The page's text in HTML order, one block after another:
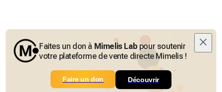
Faites un don à Mimelis Lab pour soutenir
votre plateforme de vente directe Mimelis !
Faire un don Découvrir